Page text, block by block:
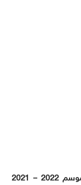
بعد لعب أدوار طلائعية في بطولة الصفوة السنة الماضية والوصول للادوار النهائية لكرة اليد موسم 2022 – 2021